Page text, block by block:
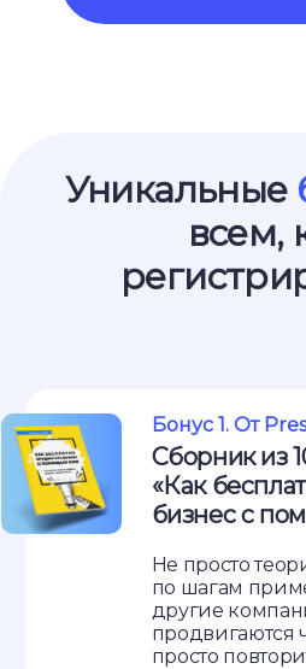
Уникальные
всем,
Бонус 1. От
Не просто
по шагам
другие
продвигаются
просто
Сборник из
«Как
бизнес с